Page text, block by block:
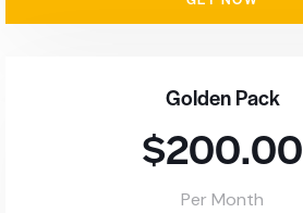
Golden Pack
$200.00
Per Month